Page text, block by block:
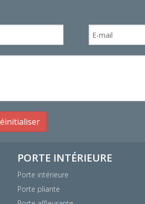
PORTE INTÉRIEURE
Porte intérieure
Porte pliante